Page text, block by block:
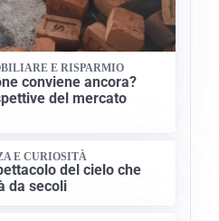
E RISPARMIO
conviene ancora?
del mercato
E CURIOSITÀ
del cielo che
da secoli